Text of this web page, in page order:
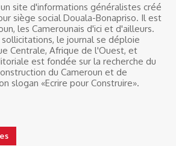
site d'informations généralistes créé
siège social Douala-Bonapriso. Il est
les Camerounais d'ici et d'ailleurs.
le journal se déploie
Centrale, Afrique de l'Ouest, et
est fondée sur la recherche du
du Cameroun et de
slogan «Ecrire pour Construire».